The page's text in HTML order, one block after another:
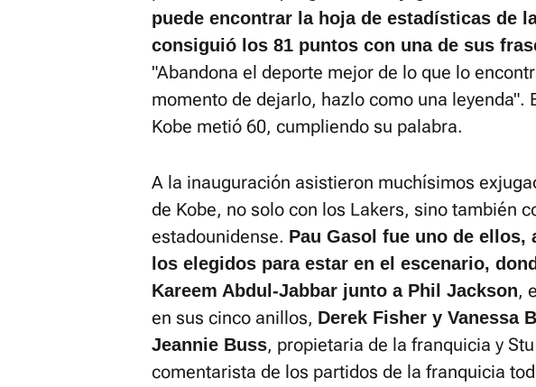
puede encontrar la hoja de estadísticas de
consiguió los 81 puntos con una de sus
"Abandona el deporte mejor de lo que lo
momento de dejarlo, hazlo como una leyenda".
Kobe metió 60, cumpliendo su palabra.
A la inauguración asistieron muchísimos
de Kobe, no solo con los Lakers, sino también
estadounidense. Pau Gasol fue uno de ellos,
los elegidos para estar en el escenario,
Kareem Abdul-Jabbar junto a Phil Jackson,
en sus cinco anillos, Derek Fisher y Vanessa
Jeannie Buss, propietaria de la franquicia y
comentarista de los partidos de la franquicia